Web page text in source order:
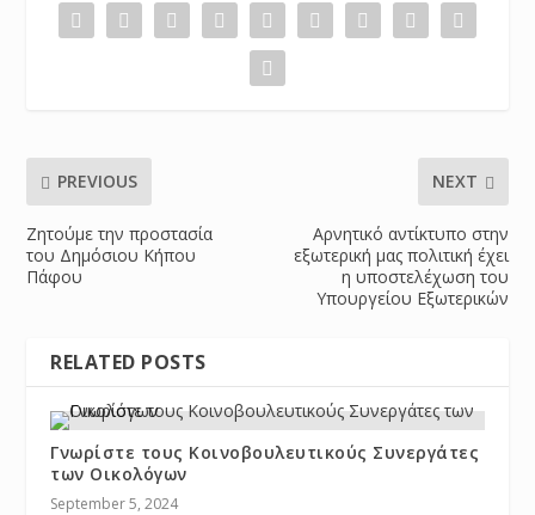
PREVIOUS
Ζητούμε την προστασία
του Δημόσιου Κήπου
Πάφου
NEXT
Αρνητικό αντίκτυπο στην
εξωτερική μας πολιτική έχει
η υποστελέχωση του
Υπουργείου Εξωτερικών
RELATED POSTS
Γνωρίστε τους Κοινοβουλευτικούς Συνεργάτες
των Οικολόγων
September 5, 2024